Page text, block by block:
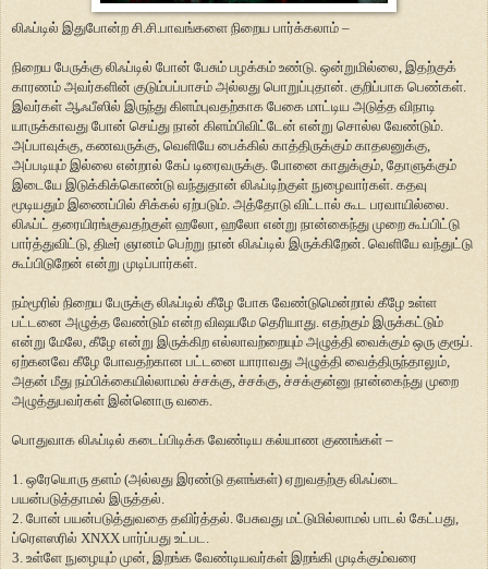
லிஃப்டில் இதுபோன்ற சி.சி.பாவங்களை நிறைய பார்க்கலாம் –
நிறைய பேருக்கு லிஃப்டில் போன் பேசும் பழக்கம் உண்டு. ஒன்றுமில்லை, இதற்குக்
காரணம் அவர்களின் குடும்பப்பாசம் அல்லது பொறுப்புதான். குறிப்பாக பெண்கள்.
இவர்கள் ஆஃபீஸில் இருந்து கிளம்புவதற்காக பேகை மாட்டிய அடுத்த விநாடி
யாருக்காவது போன் செய்து நான் கிளம்பிவிட்டேன் என்று சொல்ல வேண்டும்.
அப்பாவுக்கு, கணவருக்கு, வெளியே பைக்கில் காத்திருக்கும் காதலனுக்கு,
அப்படியும் இல்லை என்றால் கேப் டிரைவருக்கு. போனை காதுக்கும், தோளுக்கும்
இடையே இடுக்கிக்கொண்டு வந்துதான் லிஃப்டிற்குள் நுழைவார்கள். கதவு
மூடியதும் இணைப்பில் சிக்கல் ஏற்படும். அத்தோடு விட்டால் கூட பரவாயில்லை.
லிஃப்ட் தரையிரங்குவதற்குள் ஹலோ, ஹலோ என்று நான்கைந்து முறை கூப்பிட்டு
பார்த்துவிட்டு, திடீர் ஞானம் பெற்று நான் லிஃப்டில் இருக்கிறேன். வெளியே வந்துட்டு
கூப்பிடுறேன் என்று முடிப்பார்கள்.
நம்மூரில் நிறைய பேருக்கு லிஃப்டில் கீழே போக வேண்டுமென்றால் கீழே உள்ள
பட்டனை அழுத்த வேண்டும் என்ற விஷயமே தெரியாது. எதற்கும் இருக்கட்டும்
என்று மேலே, கீழே என்று இருக்கிற எல்லாவற்றையும் அழுத்தி வைக்கும் ஒரு குரூப்.
ஏற்கனவே கீழே போவதற்கான பட்டனை யாராவது அழுத்தி வைத்திருந்தாலும்,
அதன் மீது நம்பிக்கையில்லாமல் ச்சக்கு, ச்சக்கு, ச்சக்குன்னு நான்கைந்து முறை
அழுத்துபவர்கள் இன்னொரு வகை.
பொதுவாக லிஃப்டில் கடைப்பிடிக்க வேண்டிய கல்யாண குணங்கள் –
1. ஒரேயொரு தளம் (அல்லது இரண்டு தளங்கள்) ஏறுவதற்கு லிஃப்டை
பயன்படுத்தாமல் இருத்தல்.
2. போன் பயன்படுத்துவதை தவிர்த்தல். பேசுவது மட்டுமில்லாமல் பாடல் கேட்பது,
ப்ரெளஸரில் XNXX பார்ப்பது உட்பட.
3. உள்ளே நுழையும் முன், இறங்க வேண்டியவர்கள் இறங்கி முடிக்கும்வரை